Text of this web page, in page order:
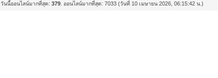
วันนี้ออนไลน์มากที่สุด:379 . ออนไลน์มากที่สุด: 7033 (วันที่ 10 เมษายน 2026, 06:15:42 น.)